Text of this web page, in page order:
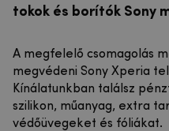
tokok és borítók Sony
A megfelelő csomagolás
megvédeni Sony Xperia
Kínálatunkban találsz
szilikon, műanyag, extra
védőüvegeket és fóliákat.